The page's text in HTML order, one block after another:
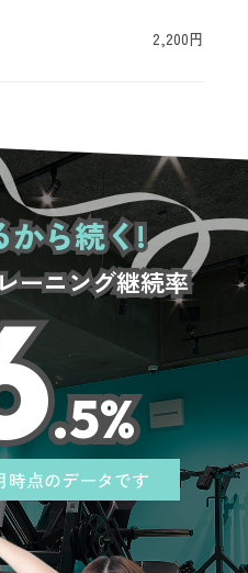
2,200円
から続く!
ーニング継続率
.5%
時点のデータです